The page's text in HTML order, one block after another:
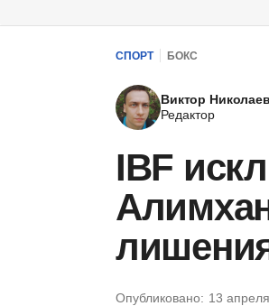
СПОРТ БОКС
Виктор Николаев
Редактор
IBF
Опубликовано: 13